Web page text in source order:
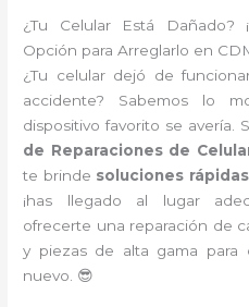
¿Tu Celular Está Dañado?
Opción para Arreglarlo en
¿Tu celular dejó de
accidente? Sabemos lo
dispositivo favorito se avería.
de Reparaciones de
te brinde soluciones
¡has llegado al lugar
ofrecerte una reparación de
y piezas de alta gama
nuevo. 😎